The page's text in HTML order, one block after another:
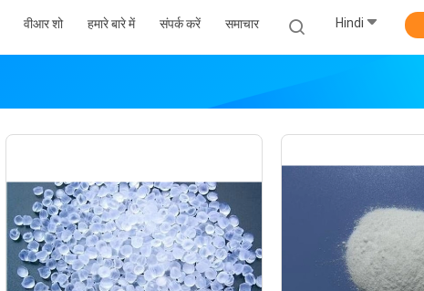
वीआर शो हमारे बारे में संपर्क करें समाचार Hindi